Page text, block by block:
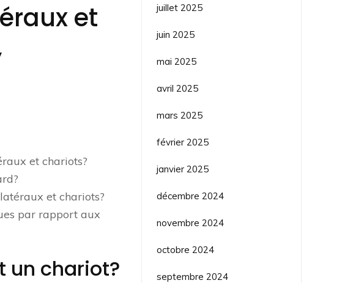
et
et chariots?
et chariots?
par rapport aux
un chariot?
juillet 2025
juin 2025
mai 2025
avril 2025
mars 2025
février 2025
janvier 2025
décembre 2024
novembre 2024
octobre 2024
septembre 2024